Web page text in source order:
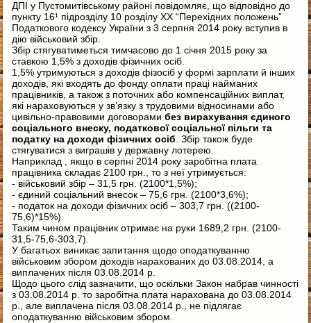
ДПІ у Пустомитівському районі повідомляє, що відповідно до
пункту 16¹ підрозділу 10 розділу XX “Перехідних положень”
Податкового кодексу України з 3 серпня 2014 року вступив в
дію військовий збір.
Збір стягуватиметься тимчасово до 1 січня 2015 року за
ставкою 1,5% з доходів фізичних осіб.
1,5% утримуються з доходів фізосіб у формі зарплати й інших
доходів, які входять до фонду оплати праці найманих
працівників, а також з поточних або компенсаційних виплат,
які нараховуються у зв’язку з трудовими відносинами або
цивільно-правовими договорамибез вирахування єдиного
соціального внеску, податкової соціальної пільги та
податку на доходи фізичних осіб . Збір також буде
стягуватися з виграшів у державну лотерею.
Наприклад , якщо в серпні 2014 року заробітна плата
працівника складає 2100 грн., то з неї утримується:
- військовий збір – 31,5 грн. (2100*1,5%);
- єдиний соціальний внесок – 75,6 грн. (2100*3,6%);
- податок на доходи фізичних осіб – 303,7 грн. ((2100-
75,6)*15%).
Таким чином працівник отримає на руки 1689,2 грн. (2100-
31,5-75,6-303,7).
У багатьох виникає запитання щодо оподаткуванню
військовим збором доходів нарахованих до 03.08.2014, а
виплачених після 03.08.2014 р.
Щодо цього слід зазначити, що оскільки Закон набрав чинності
з 03.08.2014 р. то заробітна плата нарахована до 03.08.2014
р., але виплачена після 03.08.2014 р., не підлягає
оподаткуванню військовим збором.